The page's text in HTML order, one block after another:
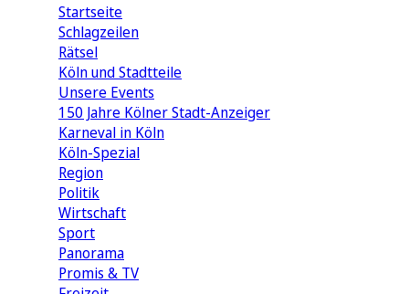
Startseite
Schlagzeilen
Rätsel
Köln und Stadtteile
Unsere Events
150 Jahre Kölner Stadt-Anzeiger
Karneval in Köln
Köln-Spezial
Region
Politik
Wirtschaft
Sport
Panorama
Promis & TV